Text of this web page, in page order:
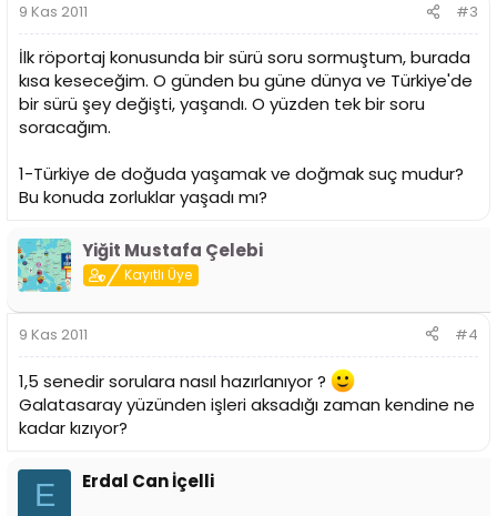
9 Kas 2011 #3
İlk röportaj konusunda bir sürü soru sormuştum, burada
kısa keseceğim. O günden bu güne dünya ve Türkiye'de
bir sürü şey değişti, yaşandı. O yüzden tek bir soru
soracağım.
1-Türkiye de doğuda yaşamak ve doğmak suç mudur?
Bu konuda zorluklar yaşadı mı?
Yiğit Mustafa Çelebi
Kayıtlı Üye
9 Kas 2011 #4
1,5 senedir sorulara nasıl hazırlanıyor ?
Galatasaray yüzünden işleri aksadığı zaman kendine ne
kadar kızıyor?
E Erdal Can İçelli